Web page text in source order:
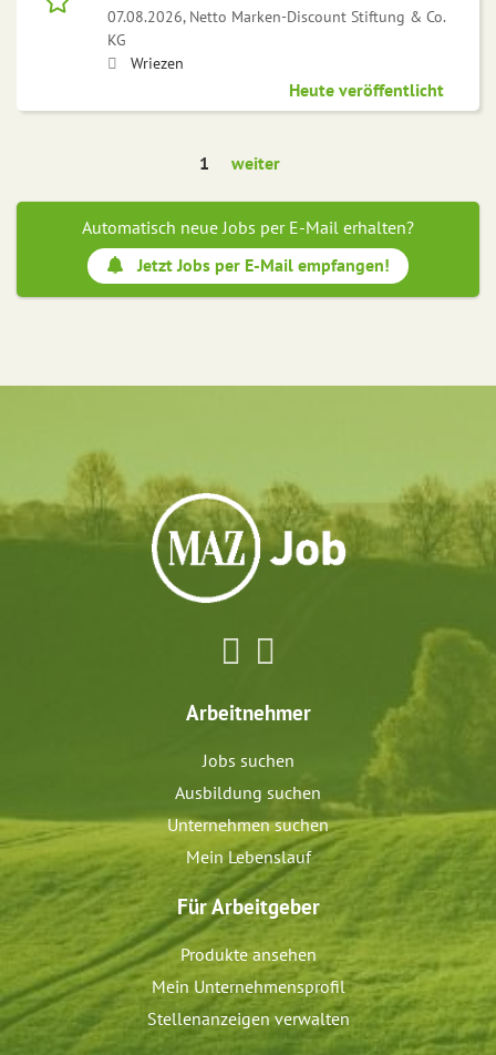
07.08.2026, Netto Marken-Discount Stiftung & Co.
KG
Wriezen
Heute veröffentlicht
1 weiter
Automatisch neue Jobs per E-Mail erhalten?
Jetzt Jobs per E-Mail empfangen!
Arbeitnehmer
Jobs suchen
Ausbildung suchen
Unternehmen suchen
Mein Lebenslauf
Für Arbeitgeber
Produkte ansehen
Mein Unternehmensprofil
Stellenanzeigen verwalten